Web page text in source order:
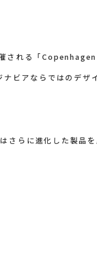
催される「
ビアならではのデザ
らに進化した製品を